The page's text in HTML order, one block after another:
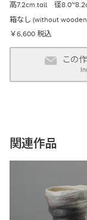
高7.2cm.tall 径
箱なし (without
￥6,600 税込
この
関連作品